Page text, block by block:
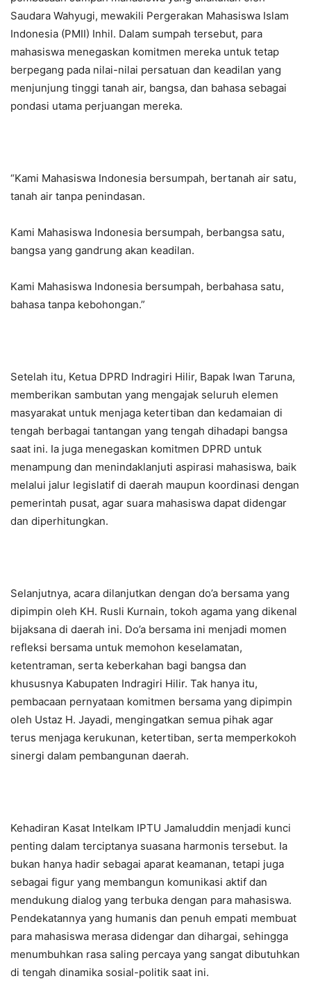
Saudara Wahyugi, mewakili Pergerakan Mahasiswa Islam
Indonesia (PMII) Inhil. Dalam sumpah tersebut, para
mahasiswa menegaskan komitmen mereka untuk tetap
berpegang pada nilai-nilai persatuan dan keadilan yang
menjunjung tinggi tanah air, bangsa, dan bahasa sebagai
pondasi utama perjuangan mereka.
“Kami Mahasiswa Indonesia bersumpah, bertanah air satu,
tanah air tanpa penindasan.
Kami Mahasiswa Indonesia bersumpah, berbangsa satu,
bangsa yang gandrung akan keadilan.
Kami Mahasiswa Indonesia bersumpah, berbahasa satu,
bahasa tanpa kebohongan.”
Setelah itu, Ketua DPRD Indragiri Hilir, Bapak Iwan Taruna,
memberikan sambutan yang mengajak seluruh elemen
masyarakat untuk menjaga ketertiban dan kedamaian di
tengah berbagai tantangan yang tengah dihadapi bangsa
saat ini. Ia juga menegaskan komitmen DPRD untuk
menampung dan menindaklanjuti aspirasi mahasiswa, baik
melalui jalur legislatif di daerah maupun koordinasi dengan
pemerintah pusat, agar suara mahasiswa dapat didengar
dan diperhitungkan.
Selanjutnya, acara dilanjutkan dengan do’a bersama yang
dipimpin oleh KH. Rusli Kurnain, tokoh agama yang dikenal
bijaksana di daerah ini. Do’a bersama ini menjadi momen
refleksi bersama untuk memohon keselamatan,
ketentraman, serta keberkahan bagi bangsa dan
khususnya Kabupaten Indragiri Hilir. Tak hanya itu,
pembacaan pernyataan komitmen bersama yang dipimpin
oleh Ustaz H. Jayadi, mengingatkan semua pihak agar
terus menjaga kerukunan, ketertiban, serta memperkokoh
sinergi dalam pembangunan daerah.
Kehadiran Kasat Intelkam IPTU Jamaluddin menjadi kunci
penting dalam terciptanya suasana harmonis tersebut. Ia
bukan hanya hadir sebagai aparat keamanan, tetapi juga
sebagai figur yang membangun komunikasi aktif dan
mendukung dialog yang terbuka dengan para mahasiswa.
Pendekatannya yang humanis dan penuh empati membuat
para mahasiswa merasa didengar dan dihargai, sehingga
menumbuhkan rasa saling percaya yang sangat dibutuhkan
di tengah dinamika sosial-politik saat ini.